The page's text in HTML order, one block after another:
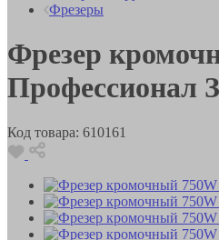
Фрезеры
Фрезер
Профессионал
Код товара: 610161